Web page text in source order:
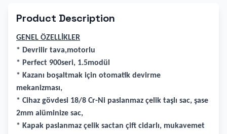
Product Description
GENEL ÖZELLİKLER
* Devrilir tava,motorlu
* Perfect 900seri, 1.5modül
* Kazanı boşaltmak için otomatik devirme
mekanizması,
* Cihaz gövdesi 18/8 Cr-Ni paslanmaz çelik taşlı sac, şase
2mm alüminize sac,
* Kapak paslanmaz çelik sactan çift cidarlı, mukavemet